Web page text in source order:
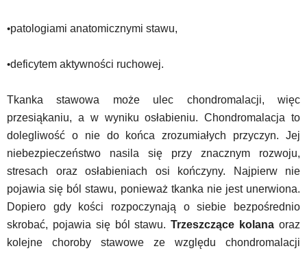
•patologiami anatomicznymi stawu,
•deficytem aktywności ruchowej.
Tkanka stawowa może ulec chondromalacji, więc
przesiąkaniu, a w wyniku osłabieniu. Chondromalacja to
dolegliwość o nie do końca zrozumiałych przyczyn. Jej
niebezpieczeństwo nasila się przy znacznym rozwoju,
stresach oraz osłabieniach osi kończyny. Najpierw nie
pojawia się ból stawu, ponieważ tkanka nie jest unerwiona.
Dopiero gdy kości rozpoczynają o siebie bezpośrednio
skrobać, pojawia się ból stawu.Trzeszczące kolana oraz
kolejne choroby stawowe ze względu chondromalacji